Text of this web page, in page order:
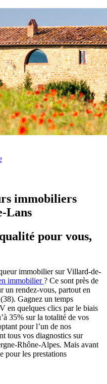
immobiliers
Lans
pour vous,
immobilier sur Villard-de-
immobilier? Ce sont près de
un rendez-vous, partout en
Gagnez un temps
en quelques clics par le biais
35% sur la totalité de vos
pour l’un de nos
tous vos diagnostics sur
Rhône-Alpes. Mais avant
pour les prestations